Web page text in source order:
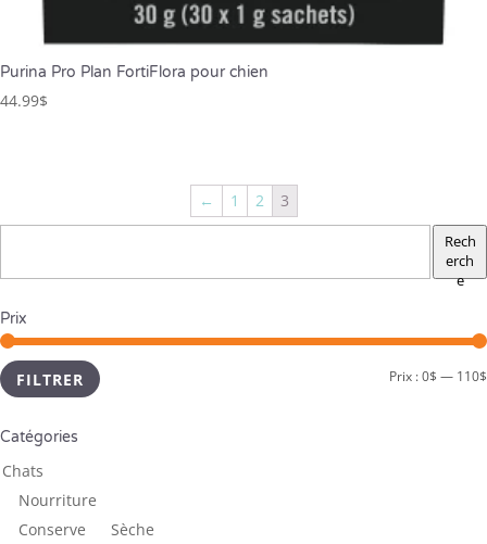
Purina Pro Plan FortiFlora pour chien
44.99$
← 1 2 3
Rech
erch
e
Prix
FILTRER Prix :0$ — 110$
Catégories
Chats
Nourriture
Conserve
Sèche